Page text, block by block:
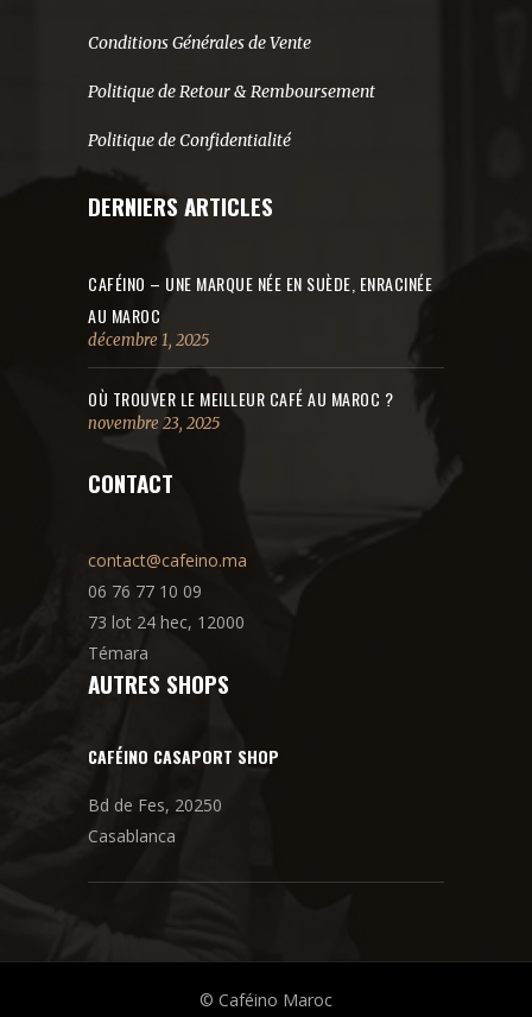
Conditions Générales de Vente
Politique de Retour & Remboursement
Politique de Confidentialité
DERNIERS ARTICLES
CAFÉINO – UNE MARQUE NÉE EN SUÈDE, ENRACINÉE
AU MAROC
décembre 1, 2025
OÙ TROUVER LE MEILLEUR CAFÉ AU MAROC ?
novembre 23, 2025
CONTACT
contact@cafeino.ma
06 76 77 10 09
73 lot 24 hec, 12000
Témara
AUTRES SHOPS
CAFÉINO CASAPORT SHOP
Bd de Fes, 20250
Casablanca
© Caféino Maroc